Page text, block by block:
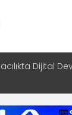
Dijital
Bölge
Rehberi ile